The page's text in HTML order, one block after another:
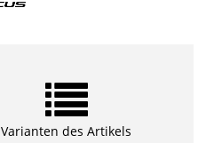
Varianten des Artikels